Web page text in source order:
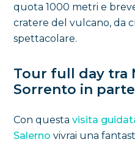
quota 1000 metri e
cratere del vulcano, da
spettacolare.
Tour full day tra
Sorrento in
Con questa visita
Salerno vivrai una